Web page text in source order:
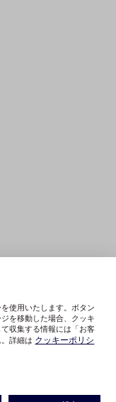
使用いたします。ボタン
を移動した場合、クッキ
収集する情報には「お客
詳細は クッキーポリシ